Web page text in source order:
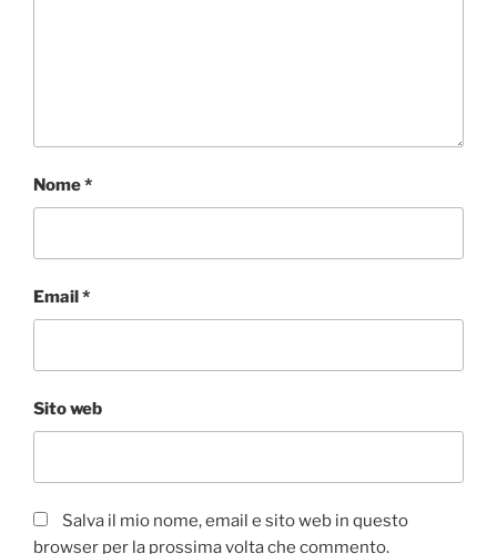
Nome*
Email*
Sito web
Salva il mio nome, email e sito web in questo
browser per la prossima volta che commento.